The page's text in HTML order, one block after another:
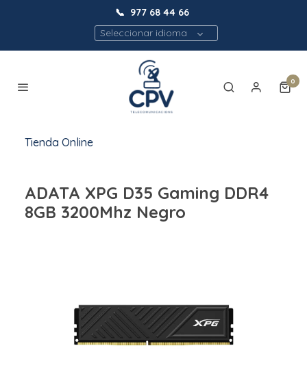
📞 977 68 44 66
Seleccionar idioma
0
Tienda Online
ADATA XPG D35 Gaming DDR4
8GB 3200Mhz Negro